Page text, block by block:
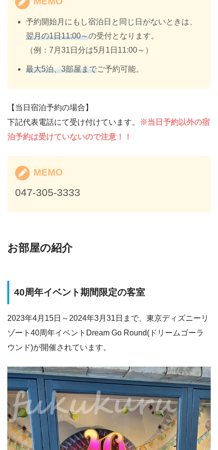
予約開始月にもし宿泊日と同じ日がないときは、
翌月の1日11:00～の受付となります。
（例：7月31日分は5月1日11:00～）
最大5泊、3部屋までご予約可能。
【当日宿泊予約の場合】
下記代表電話にて受け付けています。
※当日予約以外の宿
泊予約は受けていないので注意！！
MEMO
047-305-3333
お部屋の紹介
40周年イベント期間限定の客室
2023年4月15日～2024年3月31日まで、東京ディズニーリ
ゾート40周年イベントDream Go Round(ドリームゴーラ
ウンド)が開催されています。